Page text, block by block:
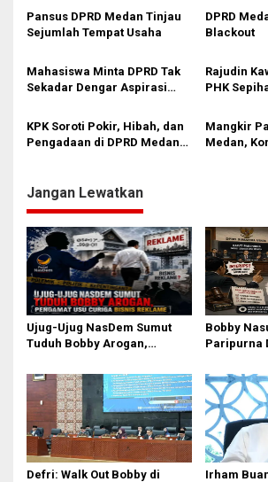
o
s
Pansus DPRD Medan Tinjau
Sejumlah Tempat Usaha
DPRD
Blackout
Mahasiswa Minta DPRD Tak
Sekadar Dengar Aspirasi
Rajudin
PHK
KPK Soroti Pokir, Hibah, dan
Pengadaan di DPRD Medan:
Awal
Mangkir
Medan,
Jangan Lewatkan
Ujug-Ujug NasDem Sumut
Tuduh Bobby Arogan,
Reklame
Bobby
Paripurna
Boleh
Defri: Walk Out Bobby di
Irham